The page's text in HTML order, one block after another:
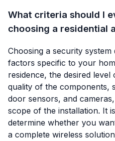
What criteria should I
choosing a residential
Choosing a security
factors specific to your
residence, the desired
quality of the components,
door sensors, and
scope of the installation. It
determine whether you
a complete wireless